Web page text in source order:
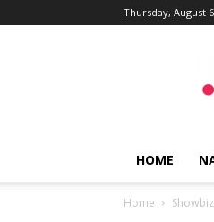
Thursday, August
HOME
Home